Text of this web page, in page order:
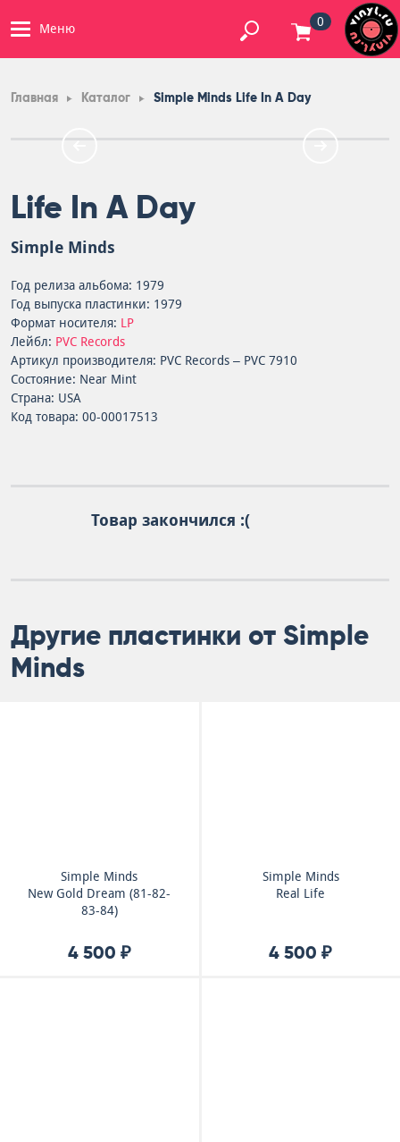
Меню 0
Главная Каталог Simple Minds Life In A Day
Life In A Day
Simple Minds
Год релиза альбома: 1979
Год выпуска пластинки: 1979
Формат носителя: LP
Лейбл: PVC Records
Артикул производителя: PVC Records – PVC 7910
Состояние: Near Mint
Страна: USA
Код товара: 00-00017513
Товар закончился :(
Другие пластинки от Simple
Minds
Simple Minds
New Gold Dream (81-82-
83-84)
4 500 ₽
Simple Minds
Real Life
4 500 ₽